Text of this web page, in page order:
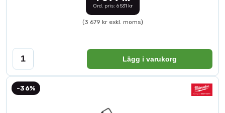
Ord. pris: 6 531 kr
(3 679 kr exkl. moms)
Lägg i varukorg
-36%